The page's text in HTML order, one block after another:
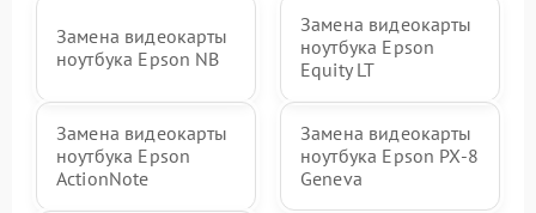
Замена видеокарты
ноутбука Epson NB
Замена видеокарты
ноутбука Epson
Equity LT
Замена видеокарты
ноутбука Epson
ActionNote
Замена видеокарты
ноутбука Epson PX-8
Geneva